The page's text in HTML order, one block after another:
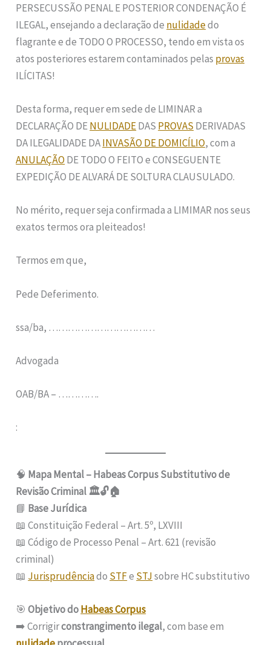
PERSECUSSÃO PENAL E POSTERIOR CONDENAÇÃO É
ILEGAL, ensejando a declaração de nulidadedo
flagrante e de TODO O PROCESSO, tendo em vista os
atos posteriores estarem contaminados pelas provas
ILÍCITAS!
Desta forma, requer em sede de LIMINAR a
DECLARAÇÃO DENULIDADEDAS PROVAS DERIVADAS
DA ILEGALIDADE DAINVASÃO DE DOMICÍLIO, com a
ANULAÇÃO DE TODO O FEITO e CONSEGUENTE
EXPEDIÇÃO DE ALVARÁ DE SOLTURA CLAUSULADO.
No mérito, requer seja confirmada a LIMIMAR nos seus
exatos termos ora pleiteados!
Termos em que,
Pede Deferimento.
ssa/ba, ……………………………
Advogada
OAB/BA – ………….
:
🧠 Mapa Mental – Habeas Corpus Substitutivo de
Revisão Criminal 🏛️🔓🏠
📘 Base Jurídica
📖 Constituição Federal – Art. 5º, LXVIII
📖 Código de Processo Penal – Art. 621 (revisão
criminal)
📖 Jurisprudênciado STFe STJsobre HC substitutivo
🎯Objetivo doHabeas Corpus
➡️ Corrigirconstrangimento ilegal, com base em